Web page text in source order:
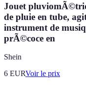
Jouet
de pluie en tube,
instrument de
prÃ©coce en
Shein
6 EURVoir le prix